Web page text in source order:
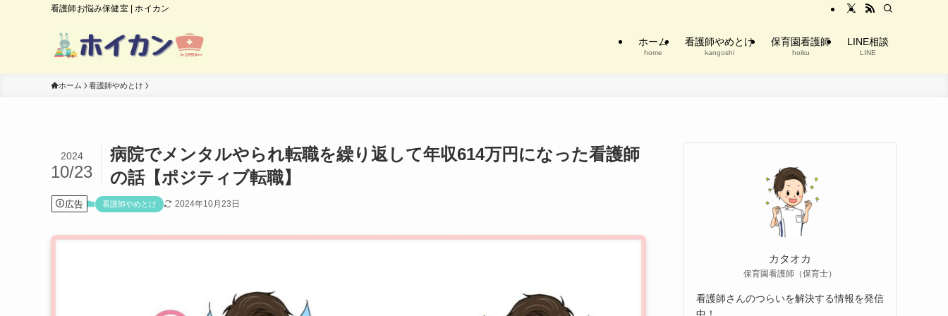
看護師お悩み保健室 | ホイカン
ホーム
home
看護師やめとけ
kangoshi
保育園看護師
hoiku
LINE相談
LINE
ホーム 看護師やめとけ
病院でメンタルやられ転職を繰り返して年収614万円になった看護師
の話【ポジティブ転職】
2024
10/23
広告 看護師やめとけ 2024年10月23日
カタオカ
保育園看護師（保育士）
看護師さんのつらいを解決する情報を発信
中！